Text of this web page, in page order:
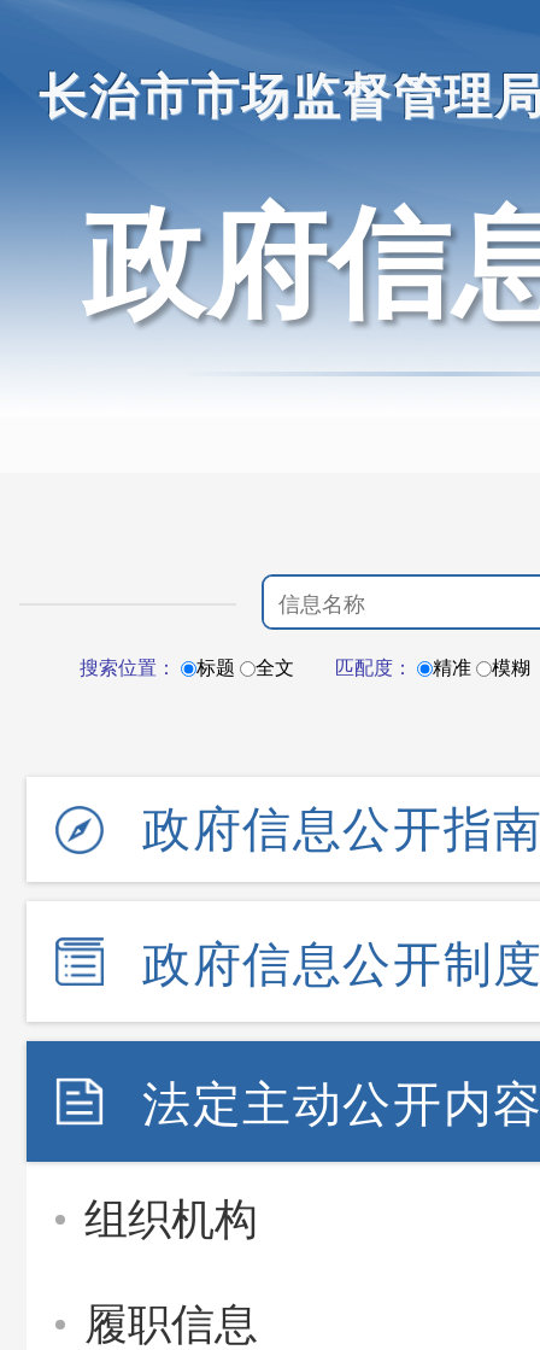
长治市市场监督管理
政府信
搜索位置： 标题 全文 匹配度： 精准 模糊
政府信息公开指
政府信息公开制
法定主动公开内
组织机构
履职信息